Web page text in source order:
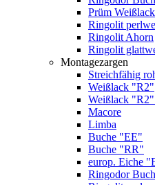
Prüm
Ringolit
Ringolit Ahorn
Ringolit
Montagezargen
Streichfähig
Weißlack "R2"
Weißlack "R2"
Macore
Limba
Buche "EE"
Buche "RR"
europ. Eiche
Ringodor